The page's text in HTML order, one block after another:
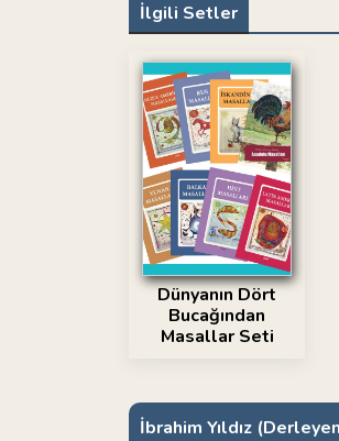
İlgili Setler
Dünyanın Dört
Bucağından
Masallar Seti
İbrahim Yıldız